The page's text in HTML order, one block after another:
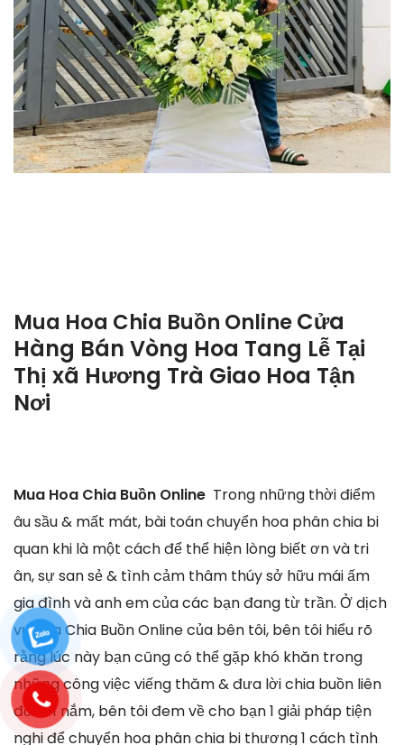
Mua Hoa Chia Buồn OnlineCửa
Hàng Bán Vòng Hoa Tang Lễ Tại
Thị xã Hương Trà Giao Hoa Tận
Nơi
Mua Hoa Chia Buồn Online Trong những thời điểm
âu sầu & mất mát, bài toán chuyển hoa phân chia bi
quan khi là một cách để thể hiện lòng biết ơn và tri
ân, sự san sẻ & tình cảm thâm thúy sở hữu mái ấm
gia đình và anh em của các bạn đang từ trần. Ở dịch
vụ Hoa Chia Buồn Online của bên tôi, bên tôi hiểu rõ
rằng lúc này bạn cũng có thể gặp khó khăn trong
những công việc viếng thăm & đưa lời chia buồn liên
đới. Vì nắm, bên tôi đem về cho bạn 1 giải pháp tiện
nghi để chuyển hoa phân chia bi thương 1 cách tình